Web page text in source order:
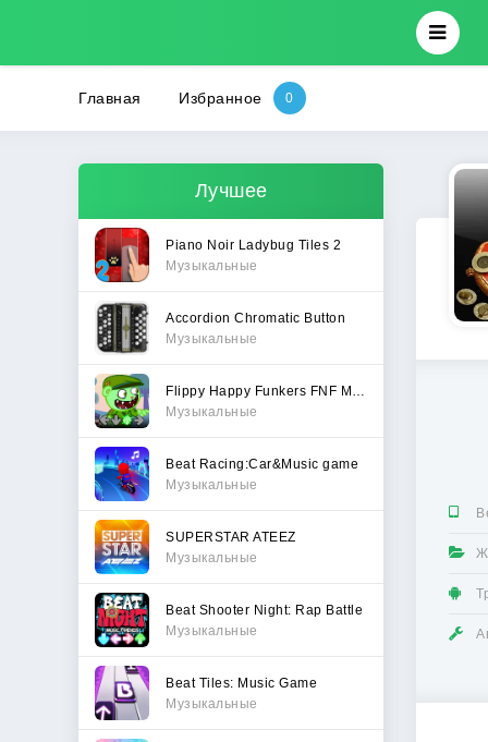
Главная Избранное
Лучшее
Piano Noir Ladybug Tiles 2
Музыкальные
Accordion Chromatic Button
Музыкальные
Музыкальные
Beat Racing:Car&Music game
Музыкальные
SUPERSTAR ATEEZ
Музыкальные
Beat Shooter Night: Rap Battle
Музыкальные
Beat Tiles: Music Game
Музыкальные